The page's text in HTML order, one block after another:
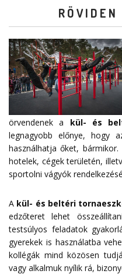
RÖVIDEN
örvendenek a kül- és
legnagyobb előnye, hogy
használhatja őket,
hotelek, cégek területén,
sportolni vágyók
A kül- és beltéri
edzőteret lehet
testsúlyos feladatok
gyerekek is használatba
kollégák mind közösen
vagy alkalmuk nyílik rá,